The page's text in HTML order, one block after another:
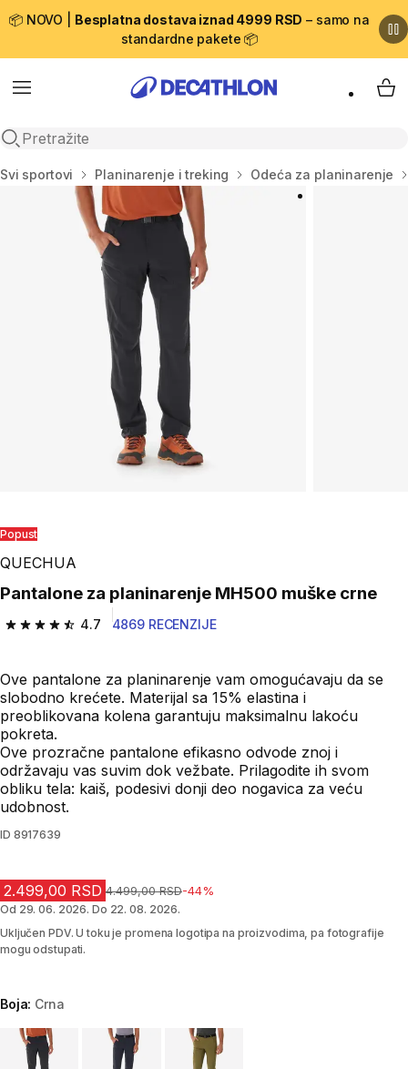
📦 NOVO | Besplatna dostava iznad 4999 RSD – samo na
standardne pakete 📦
Menu
Open search
My
Početna stranica
Svi sportovi Planinarenje i treking Odeća za planinarenje
Popust
QUECHUA
Pantalone za planinarenje MH500 muške crne
4.7
4.7 od 5 zvezdica from 4869 Recenzije
4869 RECENZIJE
Ove pantalone za planinarenje vam omogućavaju da se
slobodno krećete. Materijal sa 15% elastina i
preoblikovana kolena garantuju maksimalnu lakoću
pokreta.
Ove prozračne pantalone efikasno odvode znoj i
održavaju vas suvim dok vežbate. Prilagodite ih svom
obliku tela: kaiš, podesivi donji deo nogavica za veću
udobnost.
ID 8917639
2.499,00 RSD Cena pre sniženja
4.499,00 RSD-44%
Od 29. 06. 2026. Do 22. 08. 2026.
Uključen PDV. U toku je promena logotipa na proizvodima, pa fotografije
mogu odstupati.
Boja: Crna
Choose a variant